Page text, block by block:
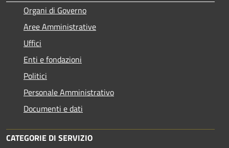
Organi di Governo
Aree Amministrative
Uffici
Enti e fondazioni
Politici
Personale Amministrativo
Documenti e dati
CATEGORIE DI SERVIZIO